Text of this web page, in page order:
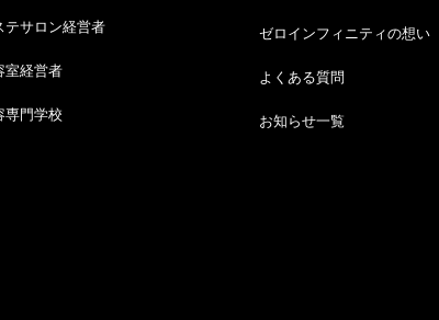
テサロン経営者
室経営者
専門学校
ゼロインフィニティの想い
よくある質問
お知らせ一覧